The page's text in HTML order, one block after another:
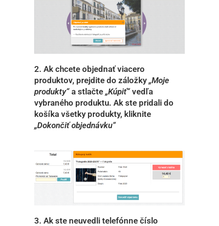
2. Ak chcete objednať viacero
produktov, prejdite do záložky„Moje
produkty“ a stlačte „Kúpiť“ vedľa
vybraného produktu. Ak ste pridali do
košíka všetky produkty, kliknite
„Dokončiť objednávku“
3. Ak ste neuvedli telefónne číslo